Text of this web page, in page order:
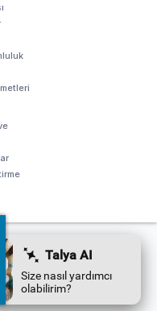
Tüm hakları saklıdır.
hizmetleri